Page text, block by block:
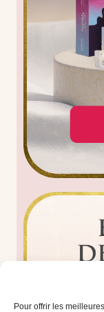
Pour offrir les